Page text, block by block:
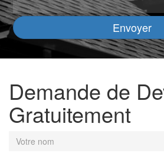
Demande de
Gratuitement